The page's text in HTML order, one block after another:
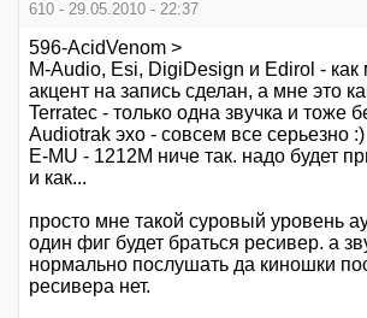
610 - 29.05.2010 - 22:37
596-AcidVenom >
M-Audio, Esi, DigiDesign и Edirol - как
акцент на запись сделан, а мне это
Terratec - только одна звучка и тоже
Audiotrak эхо - совсем все серьезно :)
E-MU - 1212М ниче так. надо будет
и как...
просто мне такой суровый уровень
один фиг будет браться ресивер. а
нормально послушать да киношки
ресивера нет.